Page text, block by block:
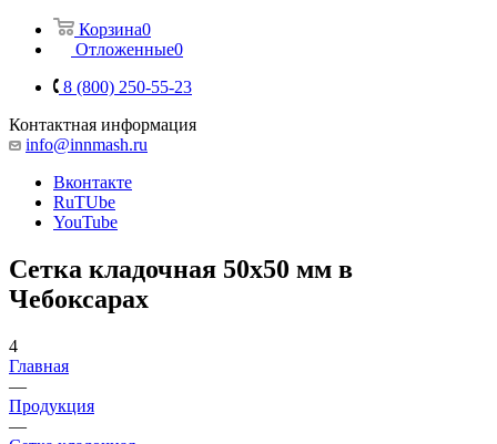
Корзина0
Отложенные0
8 (800) 250-55-23
Контактная информация
info@innmash.ru
Вконтакте
RuTUbe
YouTube
Сетка кладочная 50x50 мм в
Чебоксарах
4
Главная
—
Продукция
—